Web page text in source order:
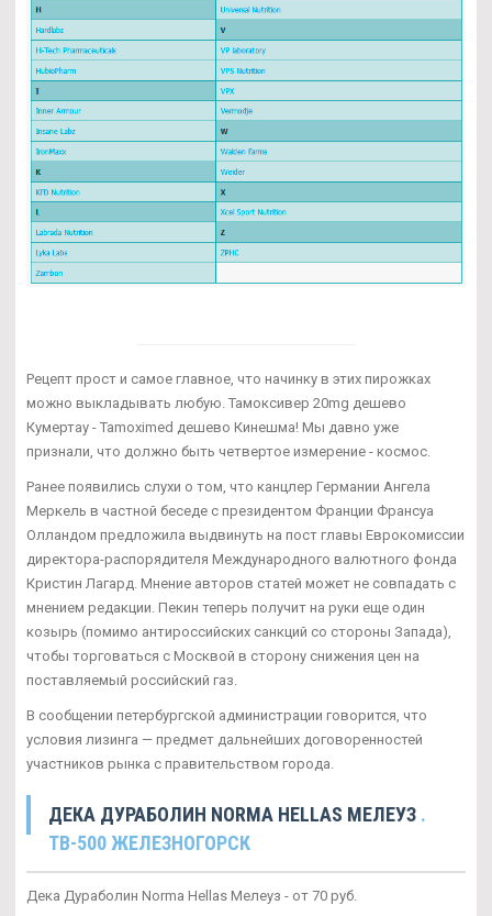
Рецепт прост и самое главное, что начинку в этих пирожках
можно выкладывать любую. Тамоксивер 20mg дешево
Кумертау - Tamoximed дешево Кинешма! Мы давно уже
признали, что должно быть четвертое измерение - космос.
Ранее появились слухи о том, что канцлер Германии Ангела
Меркель в частной беседе с президентом Франции Франсуа
Олландом предложила выдвинуть на пост главы Еврокомиссии
директора-распорядителя Международного валютного фонда
Кристин Лагард. Мнение авторов статей может не совпадать с
мнением редакции. Пекин теперь получит на руки еще один
козырь (помимо антироссийских санкций со стороны Запада),
чтобы торговаться с Москвой в сторону снижения цен на
поставляемый российский газ.
В сообщении петербургской администрации говорится, что
условия лизинга — предмет дальнейших договоренностей
участников рынка с правительством города.
ДЕКА ДУРАБОЛИН NORMA HELLAS МЕЛЕУЗ .
TB-500 ЖЕЛЕЗНОГОРСК
Дека Дураболин Norma Hellas Мелеуз - от 70 руб.